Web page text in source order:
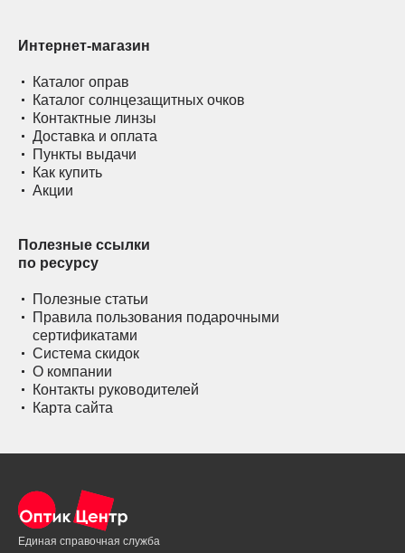
Интернет-магазин
Каталог оправ
Каталог солнцезащитных очков
Контактные линзы
Доставка и оплата
Пункты выдачи
Как купить
Акции
Полезные ссылки
по ресурсу
Полезные статьи
Правила пользования подарочными
сертификатами
Система скидок
О компании
Контакты руководителей
Карта сайта
Единая справочная служба